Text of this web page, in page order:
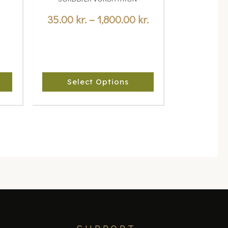
35.00 kr. –1,800.00 kr.1,800.00 kr.
Select Options
multiple
variants.
be
the